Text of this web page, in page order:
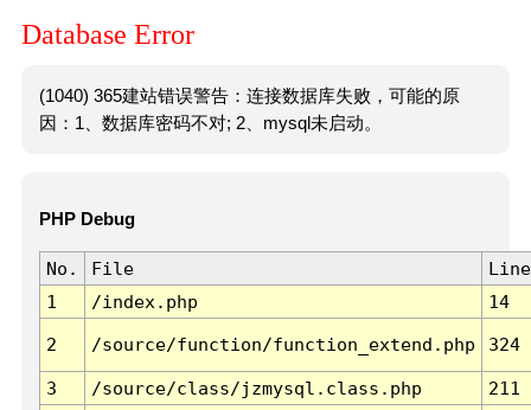
Database Error
(1040) 365建站错误警告：连接数据库失败，可能的原
因：1、数据库密码不对; 2、mysql未启动。
PHP Debug
No. File
Line
1
/index.php 14
2 /source/function/function_extend.php 324
3 /source/class/jzmysql.class.php
211